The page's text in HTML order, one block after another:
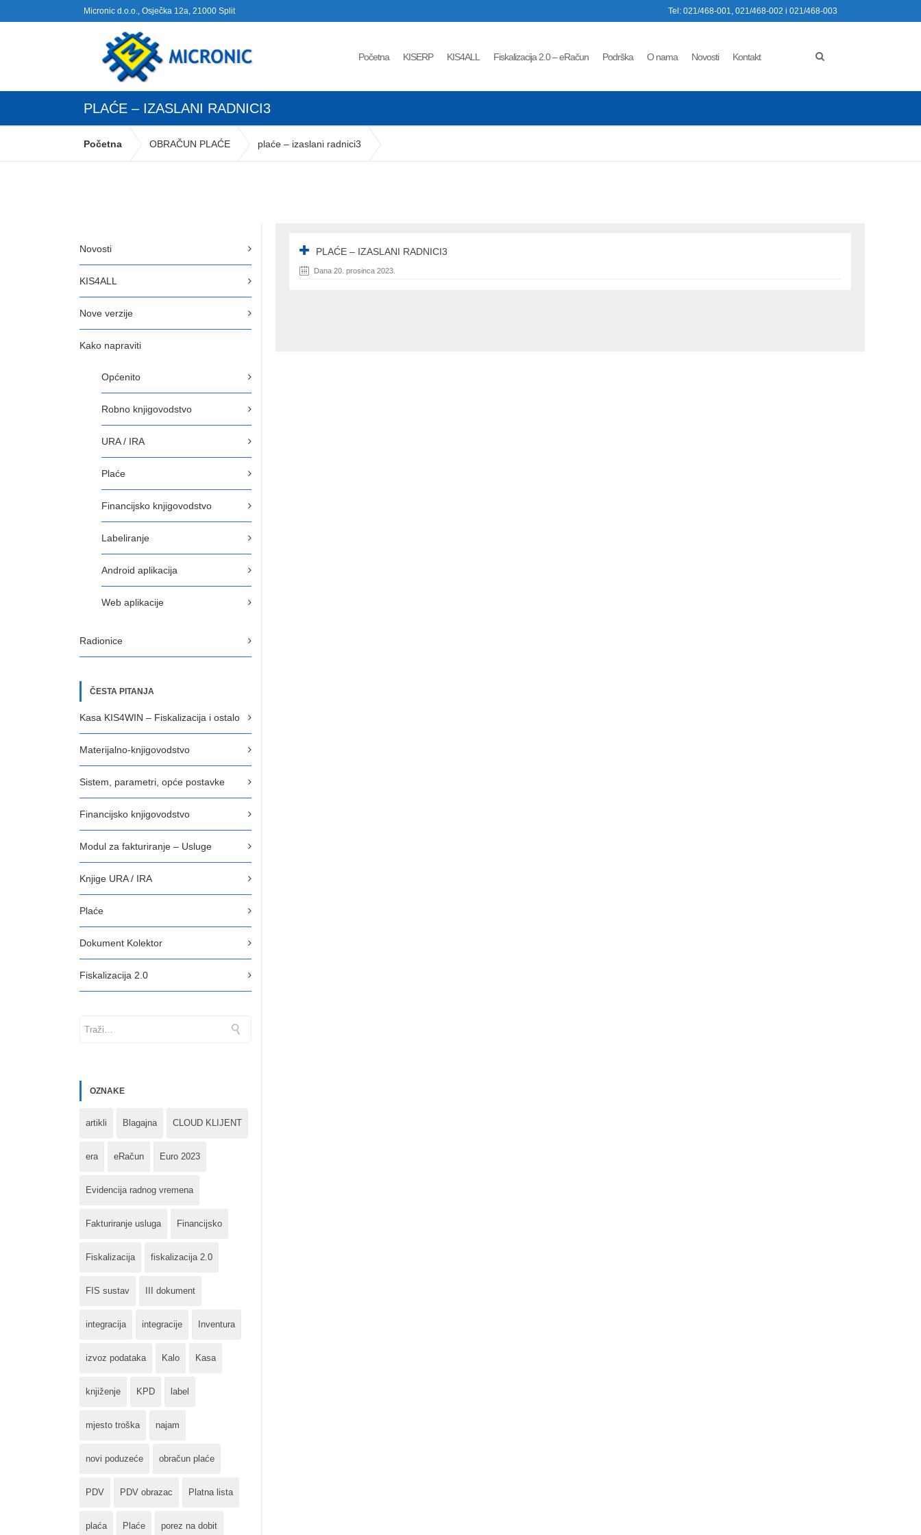
Micronic d.o.o., Osječka 12a, 21000 Split Tel: 021/468-001, 021/468-002 i 021/468-003
Početna KISERP KIS4ALL Fiskalizacija 2.0 – eRačun Podrška O nama Novosti Kontakt
PLAĆE – IZASLANI RADNICI3
Početna OBRAČUN PLAĆE plaće – izaslani radnici3
Novosti
KIS4ALL
Nove verzije
Kako napraviti
Općenito
Robno knjigovodstvo
URA / IRA
Plaće
Financijsko knjigovodstvo
Labeliranje
Android aplikacija
Web aplikacije
Radionice
ČESTA PITANJA
Kasa KIS4WIN – Fiskalizacija i ostalo
Materijalno-knjigovodstvo
Sistem, parametri, opće postavke
Financijsko knjigovodstvo
Modul za fakturiranje – Usluge
Knjige URA / IRA
Plaće
Dokument Kolektor
Fiskalizacija 2.0
OZNAKE
artikli Blagajna CLOUD KLIJENT
era eRačun Euro 2023
Evidencija radnog vremena
Fakturiranje usluga Financijsko
Fiskalizacija fiskalizacija 2.0
FIS sustav III dokument
integracija integracije Inventura
izvoz podataka Kalo Kasa
knjiženje KPD label
mjesto troška najam
novi poduzeće obračun plaće
PDV PDV obrazac Platna lista
plaća Plaće porez na dobit
PLAĆE – IZASLANI RADNICI3
Dana 20. prosinca 2023.